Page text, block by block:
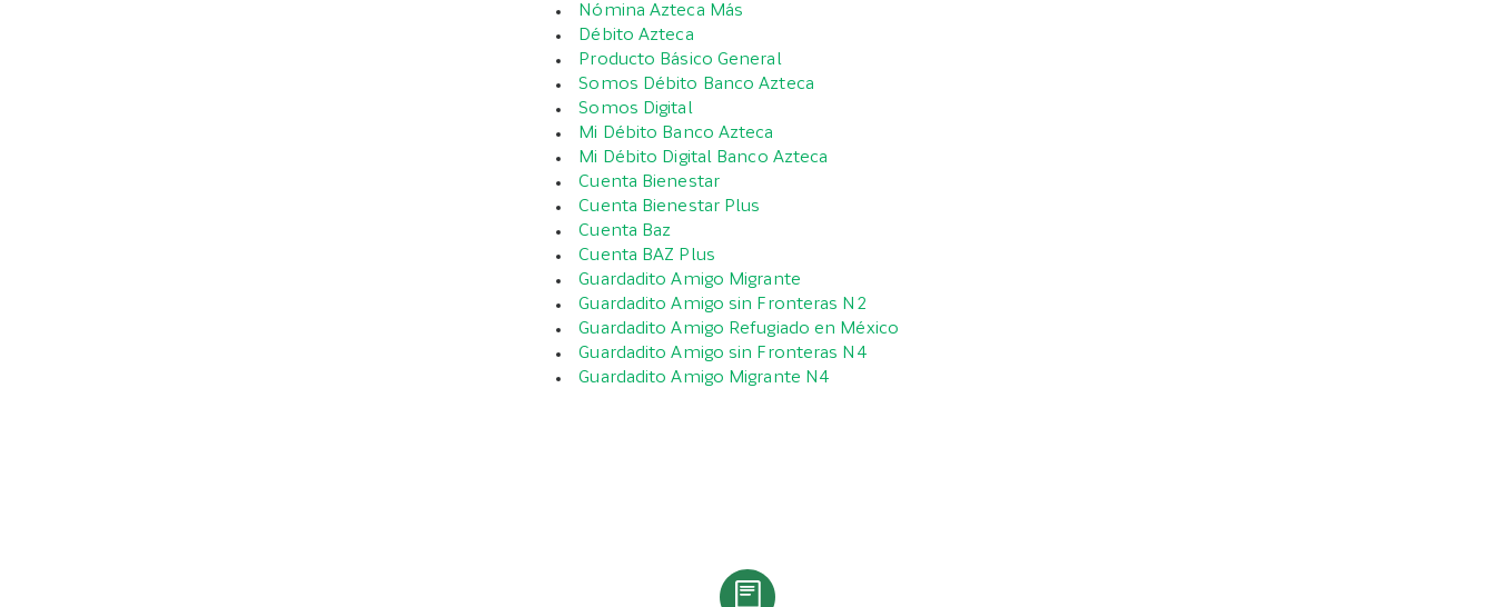
Nómina Azteca Más
Débito Azteca
Producto Básico General
Somos Débito Banco Azteca
Somos Digital
Mi Débito Banco Azteca
Mi Débito Digital Banco Azteca
Cuenta Bienestar
Cuenta Bienestar Plus
Cuenta Baz
Cuenta BAZ Plus
Guardadito Amigo Migrante
Guardadito Amigo sin Fronteras N2
Guardadito Amigo Refugiado en México
Guardadito Amigo sin Fronteras N4
Guardadito Amigo Migrante N4